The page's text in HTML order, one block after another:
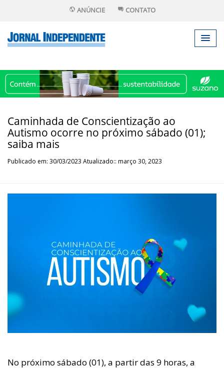
ANÚNCIE CONTATO
Caminhada de Conscientização ao
Autismo ocorre no próximo sábado (01);
saiba mais
Publicado em: 30/03/2023 Atualizado:: março 30, 2023
No próximo sábado (01), a partir das 9 horas, a